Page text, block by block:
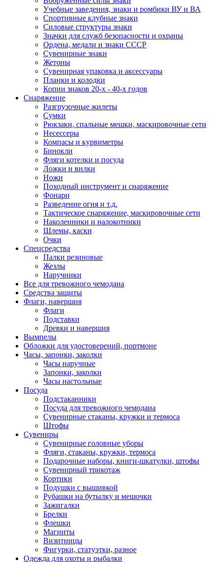
Учебные заведения, знаки и ромбики ВУ и ВА
Спортивные клубные знаки
Силовые структуры знаки
Значки для служб безопасности и охраны
Ордена, медали и знаки СССР
Сувенирные знаки
Жетоны
Сувенирная упаковка и аксессуары
Планки и колодки
Копии знаков 20-х - 40-х годов
Снаряжение
Разгрузочные жилеты
Сумки
Рюкзаки, спальные мешки, маскировочные сети
Несессеры
Компасы и курвиметры
Бинокли
Фляги котелки и посуда
Ложки и вилки
Ножи
Походный инструмент и снаряжение
Фонари
Разведение огня и т.д.
Тактическое снаряжение, маскировочные сети
Наколенники и налокотники
Шлемы, каски
Очки
Спецсредства
Палки резиновые
Жезлы
Наручники
Все для тревожного чемодана
Средства защиты
Флаги, навершия
Флаги
Подставки
Древки и навершия
Вымпелы
Обложки для удостоверений, портмоне
Часы, запонки, заколки
Часы наручные
Запонки, заколки
Часы настольные
Посуда
Подстаканники
Посуда для тревожного чемодана
Сувенирные стаканы, кружки и термоса
Штофы
Сувениры
Сувенирные головные уборы
Фляги, стаканы, кружки, термоса
Подарочные наборы, книги-шкатулки, штофы
Сувенирный трикотаж
Кортики
Подушки с вышивкой
Рубашки на бутылку и мешочки
Зажигалки
Брелки
Флешки
Магниты
Визитницы
Фигурки, статуэтки, разное
Одежда для охоты и рыбалки